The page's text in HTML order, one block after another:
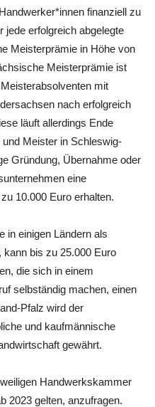
finanziell zu
jede erfolgreich abgelegte
Meisterprämie in Höhe von
Meisterprämie ist
mit
nach erfolgreich
läuft allerdings Ende
Meister in Schleswig-
Gründung, Übernahme oder
eine
10.000 Euro erhalten.
in einigen Ländern als
bis zu 25.000 Euro
die sich in einem
selbständig machen, einen
Pfalz wird der
und kaufmännische
gewährt.
Handwerkskammer
2023 gelten, anzufragen.